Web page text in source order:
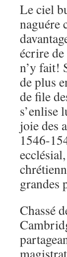
Le ciel
naguére
écrire
n’y fait!
de plus
de file
s’enlise
joie des
1546-
grandes
Chassé